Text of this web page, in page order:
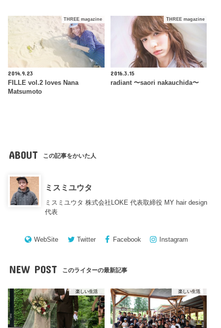
THREE magazine
2014.9.23
FILLE vol.2 loves Nana
Matsumoto
THREE magazine
2016.3.15
radiant 〜saori nakauchida〜
ABOUT この記事をかいた人
ミスミユウタ
ミスミユウタ 株式会社LOKE 代表取締役 MY hair design
代表
WebSite Twitter Facebook Instagram
NEW POST このライターの最新記事
楽しい生活 楽しい生活